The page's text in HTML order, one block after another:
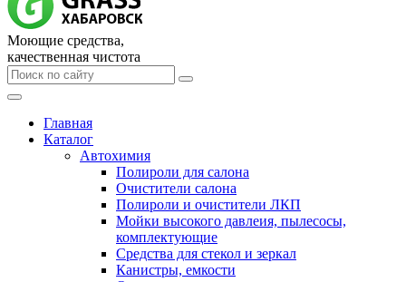
Моющие средства,
качественная чистота
Главная
Каталог
Автохимия
Полироли для салона
Очистители салона
Полироли и очистители ЛКП
Мойки высокого давлеия, пылесосы,
комплектующие
Средства для стекол и зеркал
Канистры, емкости